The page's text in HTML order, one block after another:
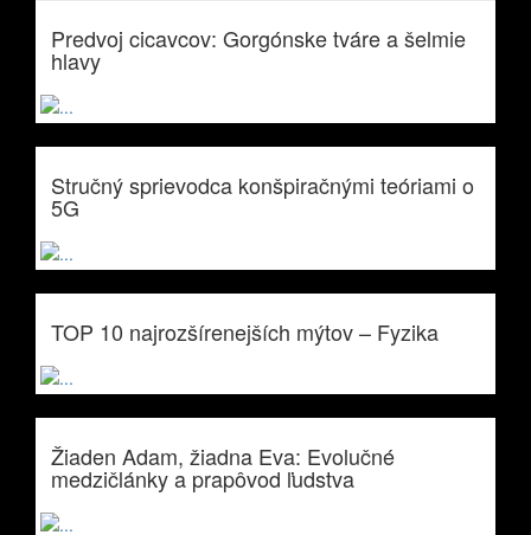
Predvoj cicavcov: Gorgónske tváre a šelmie
hlavy
Stručný sprievodca konšpiračnými teóriami o
5G
TOP 10 najrozšírenejších mýtov – Fyzika
Žiaden Adam, žiadna Eva: Evolučné
medzičlánky a prapôvod ľudstva